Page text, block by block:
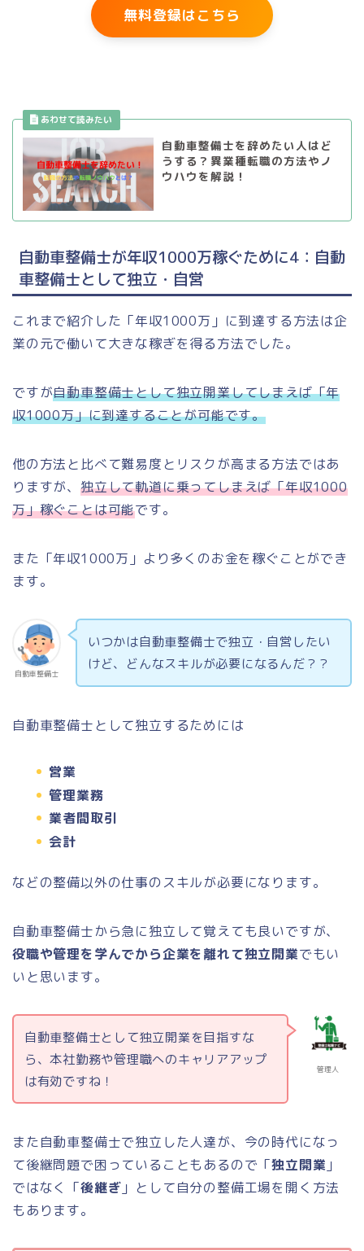
無料登録はこちら
自動車整備士を辞めたい人はど
うする？異業種転職の方法やノ
ウハウを解説！
自動車整備士が年収1000万稼ぐために4：自動
車整備士として独立・自営
これまで紹介した「年収1000万」に到達する方法は企
業の元で働いて大きな稼ぎを得る方法でした。
ですが自動車整備士として独立開業してしまえば「年
収1000万」に到達することが可能です。
他の方法と比べて難易度とリスクが高まる方法ではあ
りますが、 独立して軌道に乗ってしまえば「年収1000
万」稼ぐことは可能です。
また「年収1000万」より多くのお金を稼ぐことができ
ます。
自動車整備士
いつかは自動車整備士で独立・自営したい
けど、どんなスキルが必要になるんだ？？
自動車整備士として独立するためには
営業
管理業務
業者間取引
会計
などの整備以外の仕事のスキルが必要になります。
自動車整備士から急に独立して覚えても良いですが、
役職や管理を学んでから企業を離れて独立開業でもい
いと思います。
管理人
自動車整備士として独立開業を目指すな
ら、本社勤務や管理職へのキャリアアップ
は有効ですね！
また自動車整備士で独立した人達が、今の時代になっ
て後継問題で困っていることもあるので「独立開業 」
ではなく「後継ぎ 」として自分の整備工場を開く方法
もあります。